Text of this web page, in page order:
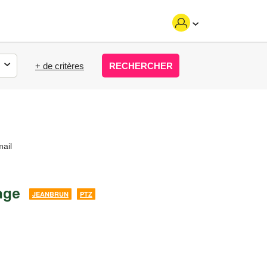
+ de critères RECHERCHER
JEANBRUN PTZ